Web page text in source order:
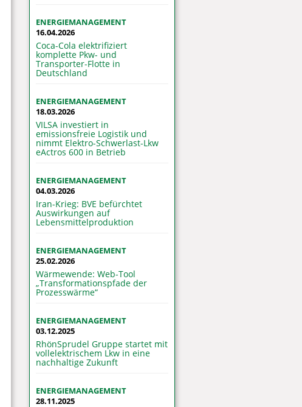
ENERGIEMANAGEMENT
16.04.2026
Coca-Cola elektrifiziert
komplette Pkw- und
Transporter-Flotte in
Deutschland
ENERGIEMANAGEMENT
18.03.2026
VILSA investiert in
emissionsfreie Logistik und
nimmt Elektro-Schwerlast-Lkw
eActros 600 in Betrieb
ENERGIEMANAGEMENT
04.03.2026
Iran-Krieg: BVE befürchtet
Auswirkungen auf
Lebensmittelproduktion
ENERGIEMANAGEMENT
25.02.2026
Wärmewende: Web-Tool
„Transformationspfade der
Prozesswärme“
ENERGIEMANAGEMENT
03.12.2025
RhönSprudel Gruppe startet mit
vollelektrischem Lkw in eine
nachhaltige Zukunft
ENERGIEMANAGEMENT
28.11.2025